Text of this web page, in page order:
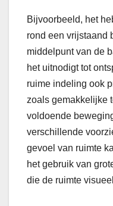
Bijvoorbeeld, het
rond een vrijstaand
middelpunt van de
het uitnodigt tot
ruime indeling ook
zoals gemakkelijke
voldoende
verschillende
gevoel van ruimte
het gebruik van
die de ruimte